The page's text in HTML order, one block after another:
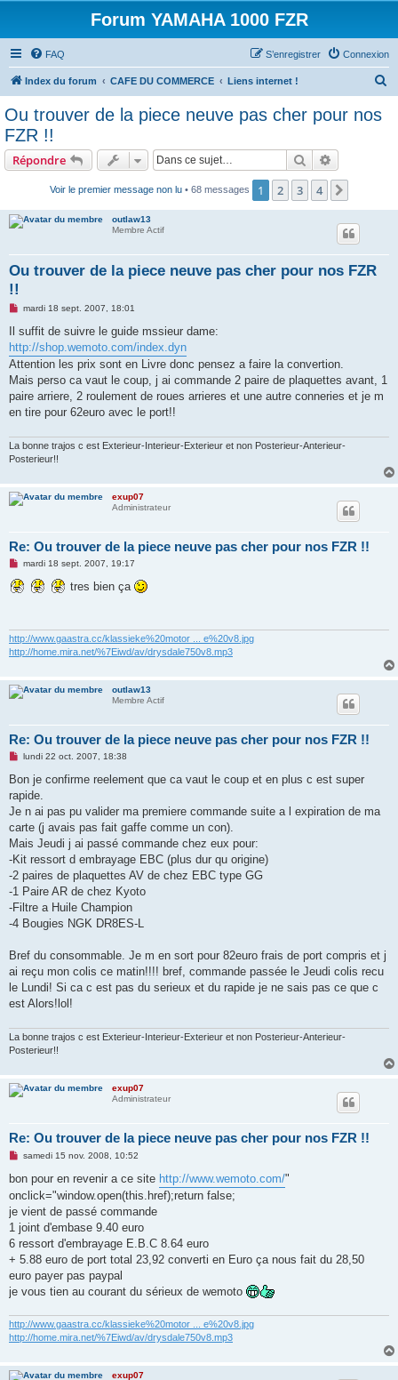
Forum YAMAHA 1000 FZR
FAQ Connexion
S’enregistrer
Index du forum CAFE DU COMMERCE Liens internet !
c
Ou trouver de la piece neuve pas cher pour nos
FZR !!
Répondre Rechercher
Voir le premier message non lu • 68 messages 1 2 3 4
outlaw13
Membre Actif
Ou trouver de la piece neuve pas cher pour nos FZR
!!
M
s
a
g
e
n
o
n
l
mardi 18 sept. 2007, 18:01
Il suffit de suivre le guide mssieur dame:
http://shop.wemoto.com/index.dyn
Attention les prix sont en Livre donc pensez a faire la convertion.
Mais perso ca vaut le coup, j ai commande 2 paire de plaquettes avant, 1
paire arriere, 2 roulement de roues arrieres et une autre conneries et je m
en tire pour 62euro avec le port!!
La bonne trajos c est Exterieur-Interieur-Exterieur et non Posterieur-Anterieur-
Posterieur!!
exup07
Administrateur
Re: Ou trouver de la piece neuve pas cher pour nos FZR !!
M
s
s
n
o
n
u
mardi 18 sept. 2007, 19:17
tres bien ça
http://www.gaastra.cc/klassieke%20motor ... e%20v8.jpg
http://home.mira.net/%7Eiwd/av/drysdale750v8.mp3
outlaw13
Membre Actif
Re: Ou trouver de la piece neuve pas cher pour nos FZR !!
M
s
a
g
n
o
l
u
lundi 22 oct. 2007, 18:38
Bon je confirme reelement que ca vaut le coup et en plus c est super
rapide.
Je n ai pas pu valider ma premiere commande suite a l expiration de ma
carte (j avais pas fait gaffe comme un con).
Mais Jeudi j ai passé commande chez eux pour:
-Kit ressort d embrayage EBC (plus dur qu origine)
-2 paires de plaquettes AV de chez EBC type GG
-1 Paire AR de chez Kyoto
-Filtre a Huile Champion
-4 Bougies NGK DR8ES-L
Bref du consommable. Je m en sort pour 82euro frais de port compris et j
ai reçu mon colis ce matin!!!! bref, commande passée le Jeudi colis recu
le Lundi! Si ca c est pas du serieux et du rapide je ne sais pas ce que c
est Alors!lol!
La bonne trajos c est Exterieur-Interieur-Exterieur et non Posterieur-Anterieur-
Posterieur!!
exup07
Administrateur
Re: Ou trouver de la piece neuve pas cher pour nos FZR !!
M
s
a
g
e
n
o
n
l
u
samedi 15 nov. 2008, 10:52
bon pour en revenir a ce site http://www.wemoto.com/"
onclick="window.open(this.href);return false;
je vient de passé commande
1 joint d'embase 9.40 euro
6 ressort d'embrayage E.B.C 8.64 euro
+ 5.88 euro de port total 23,92 converti en Euro ça nous fait du 28,50
euro payer pas paypal
je vous tien au courant du sérieux de wemoto
http://www.gaastra.cc/klassieke%20motor ... e%20v8.jpg
http://home.mira.net/%7Eiwd/av/drysdale750v8.mp3
exup07